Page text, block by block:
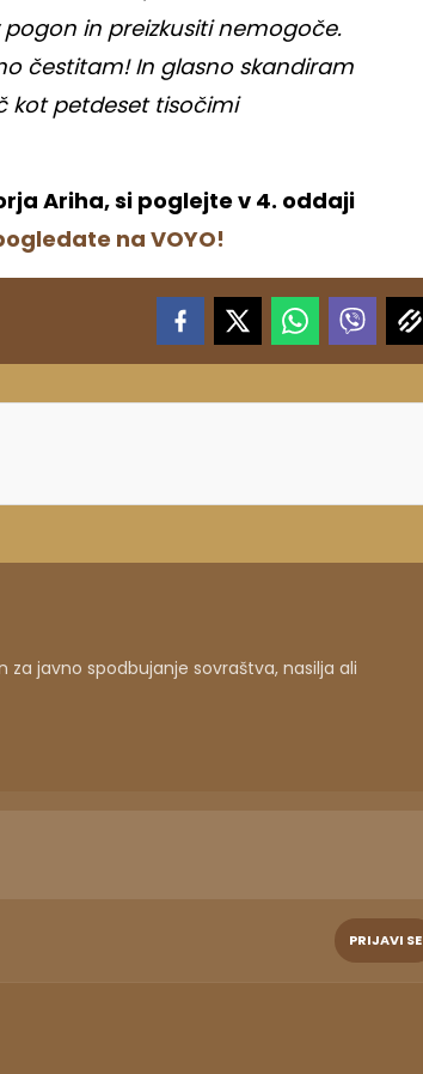
in preizkusiti nemogoče.
čestitam! In glasno skandiram
kot petdeset tisočimi
Ariha, si poglejte v 4. oddaji
na VOYO!
za javno spodbujanje sovraštva, nasilja ali
PRIJAVI SE